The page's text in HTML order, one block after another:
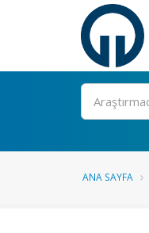
Ara
ANA SAYFA